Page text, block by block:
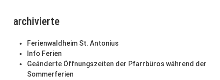
archivierte
Ferienwaldheim St. Antonius
Info Ferien
Geänderte Öffnungszeiten der Pfarrbüros während der
Sommerferien